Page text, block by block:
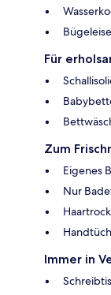
Für
Zum
Eigenes
Nur
Immer in